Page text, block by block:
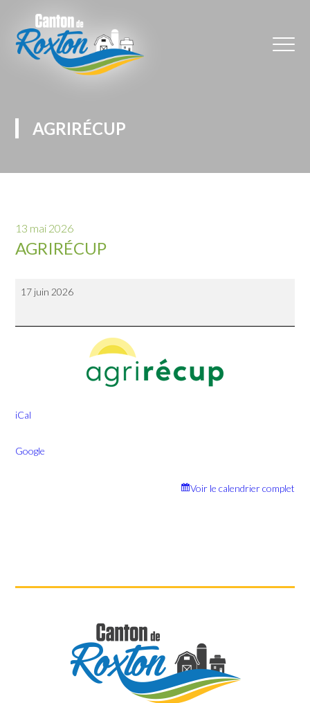
AGRIRÉCUP
13 mai 2026
AGRIRÉCUP
17 juin 2026
iCal
Google
Voir le calendrier complet